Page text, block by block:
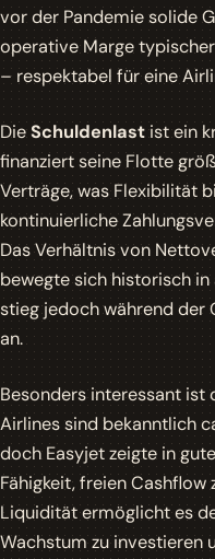
vor der Pandemie solide
operative Marge
– respektabel für eine
DieSchuldenlastist ein
finanziert seine Flotte
Verträge, was Flexibilität
kontinuierliche
Das Verhältnis von
bewegte sich historisch
stieg jedoch während der
an.
Besonders interessant ist
Airlines sind bekanntlich
doch Easyjet zeigte in
Fähigkeit, freien Cashflow
Liquidität ermöglicht es
Wachstum zu investieren